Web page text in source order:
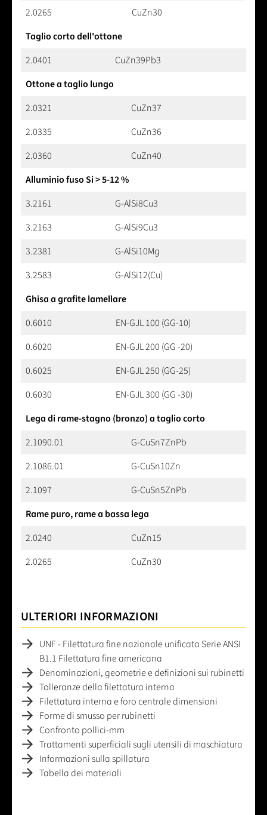
2.0265
CuZn30
Taglio corto dell'ottone
2.0401
CuZn39Pb3
Ottone a taglio lungo
2.0321
CuZn37
2.0335
CuZn36
2.0360
CuZn40
Alluminio fuso Si > 5-12 %
3.2161
G-AlSi8Cu3
3.2163
G-AlSi9Cu3
3.2381
G-AlSi10Mg
3.2583
G-AlSi12(Cu)
Ghisa a grafite lamellare
0.6010
EN-GJL 100 (GG-10)
0.6020
EN-GJL 200 (GG -20)
0.6025
EN-GJL 250 (GG-25)
0.6030
EN-GJL 300 (GG -30)
Lega di rame-stagno (bronzo) a taglio corto
2.1090.01
G-CuSn7ZnPb
2.1086.01
G-CuSn10Zn
2.1097
G-CuSn5ZnPb
Rame puro, rame a bassa lega
2.0240
CuZn15
2.0265
CuZn30
ULTERIORI INFORMAZIONI
UNF - Filettatura fine nazionale unificata Serie ANSI
B1.1 Filettatura fine americana
Denominazioni, geometrie e definizioni sui rubinetti
Tolleranze della filettatura interna
Filettatura interna e foro centrale dimensioni
Forme di smusso per rubinetti
Confronto pollici-mm
Trattamenti superficiali sugli utensili di maschiatura
Informazioni sulla spillatura
Tabella dei materiali